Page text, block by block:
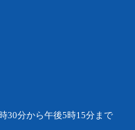
30分から午後5時15分まで